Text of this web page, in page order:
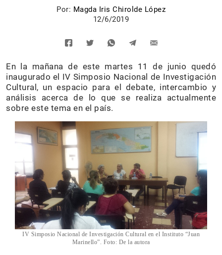
Por: Magda Iris Chirolde López
12/6/2019
En la mañana de este martes 11 de junio quedó
inaugurado el IV Simposio Nacional de Investigación
Cultural, un espacio para el debate, intercambio y
análisis acerca de lo que se realiza actualmente
sobre este tema en el país.
IV Simposio Nacional de Investigación Cultural en el Instituto “Juan
Marinello”. Foto: De la autora